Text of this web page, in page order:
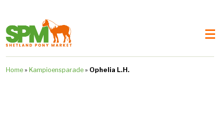
Home » Kampioensparade » Ophelia L.H.